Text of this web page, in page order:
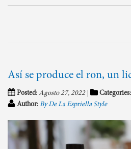
Así se produce el ron, un
Posted: Agosto 27, 2022 Categories:
Author: By De La Espriella Style